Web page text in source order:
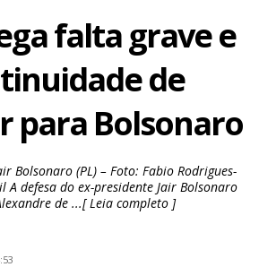
falta grave e
de
para Bolsonaro
Bolsonaro (PL) – Foto: Fabio Rodrigues-
A defesa do ex-presidente Jair Bolsonaro
de ...[ Leia completo ]